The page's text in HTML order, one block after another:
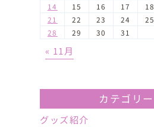
14
15 16 17 18
21
22 23 24 25
28
29 30 31
« 11月
カテゴリー
グッズ紹介